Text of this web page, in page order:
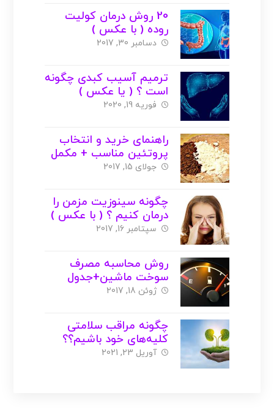
20 روش درمان کولیت
روده ( با عکس )
دسامبر 30, 2017
ترمیم آسیب کبدی چگونه
است ؟ ( یا عکس )
فوریه 19, 2020
راهنمای خرید و انتخاب
پروتئین مناسب + مکمل
بانوان ( با عکس )
جولای 15, 2017
چگونه سینوزیت مزمن را
درمان کنیم ؟ ( با عکس )
سپتامبر 16, 2017
روش محاسبه مصرف
سوخت ماشین+جدول
مصرف خودروهای مختلف(
ژوئن 18, 2017
چگونه مراقب سلامتی
کلیه‌های خود باشیم؟؟
آوریل 23, 2021